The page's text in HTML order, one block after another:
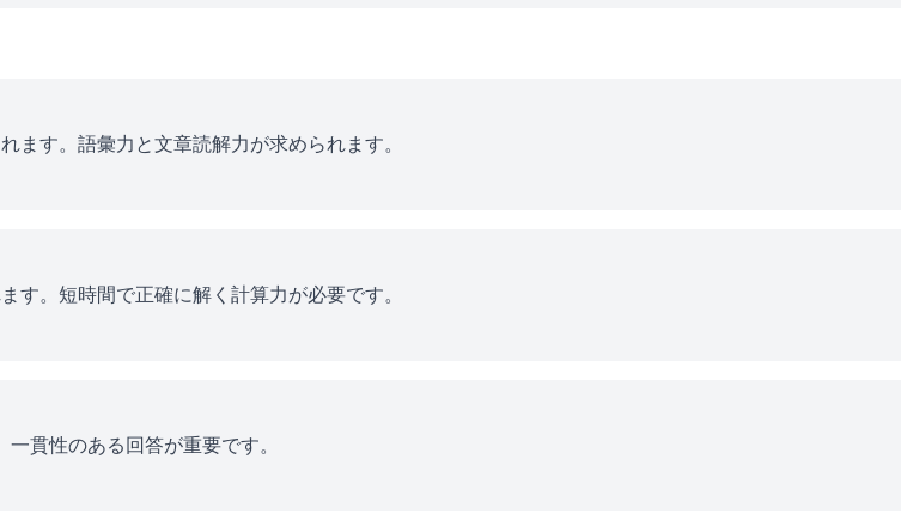
ます。語彙力と文章読解力が求められます。
す。短時間で正確に解く計算力が必要です。
貫性のある回答が重要です。